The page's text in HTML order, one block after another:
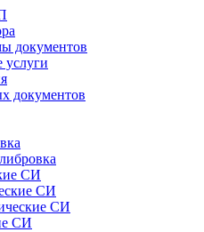
документов
услуги
документов
СИ
СИ
СИ
СИ